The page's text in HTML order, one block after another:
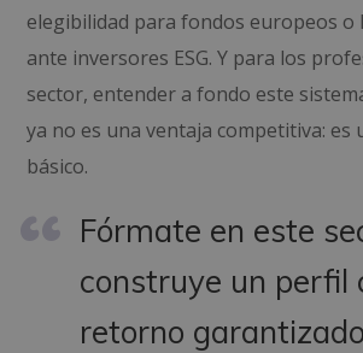
elegibilidad para fondos europeos o
ante inversores ESG. Y para los
sector, entender a fondo este
ya no es una ventaja competitiva: es
básico.
Fórmate en este
construye un perfil
retorno